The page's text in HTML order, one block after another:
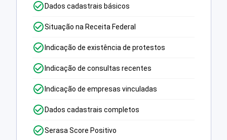
Dados cadastrais básicos
Situação na Receita Federal
Indicação de existência de protestos
Indicação de consultas recentes
Indicação de empresas vinculadas
Dados cadastrais completos
Serasa Score Positivo